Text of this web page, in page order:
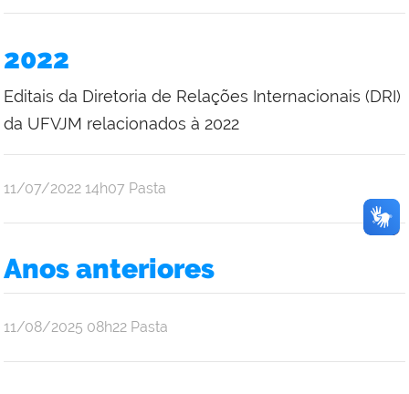
2022
Editais da Diretoria de Relações Internacionais (DRI)
da UFVJM relacionados à 2022
publicado
11/07/2022 14h07 Pasta
Anos anteriores
publicado
11/08/2025 08h22 Pasta